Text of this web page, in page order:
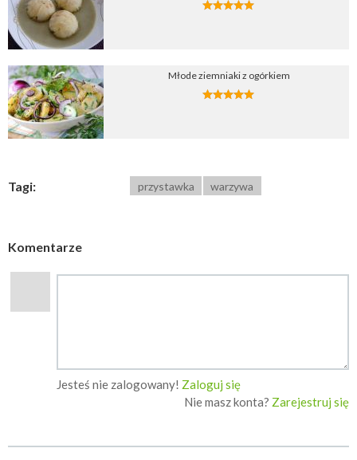
Młode ziemniaki z ogórkiem
Tagi: przystawka warzywa
Komentarze
Jesteś nie zalogowany! Zaloguj się
Nie masz konta? Zarejestruj się